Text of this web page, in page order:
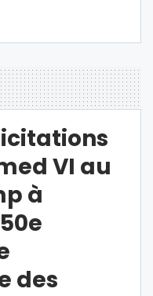
VI au
à
des